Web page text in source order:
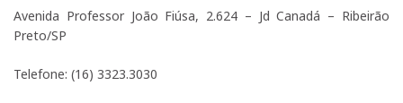
Avenida Professor João Fiúsa, 2.624 – Jd Canadá – Ribeirão
Preto/SP
Telefone: (16) 3323.3030